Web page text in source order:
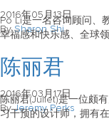
2016年05月13日
BySharon Shi
Po Li是一名咨询顾问、
幸福感和快乐感、全球
陈丽君
2016年03月17日
ByJeremy Perks
陈丽君(Juliet)是一位颇
习干预的设计师，拥有